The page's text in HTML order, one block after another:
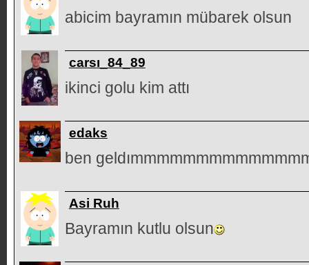
abicim bayramın mübarek olsun
carsı_84_89
ikinci golu kim attı
edaks
ben
Asi Ruh
Bayramın kutlu olsun